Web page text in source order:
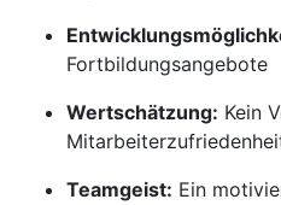
Fortbildungsangebote
Wertschätzung: Kein
Teamgeist: Ein